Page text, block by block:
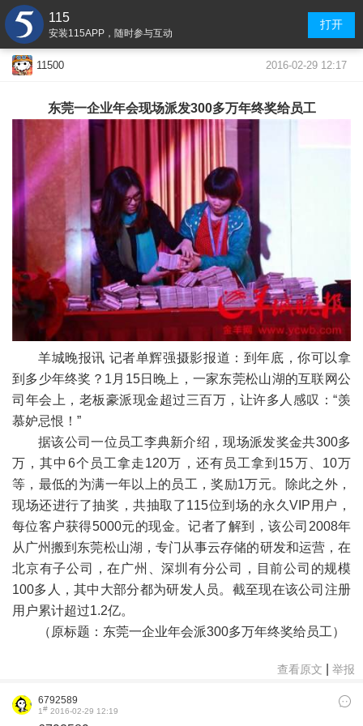
115
安装115APP，随时参与互动
打开
11500 2016-02-29 12:17
东莞一企业年会现场派发300多万年终奖给员工
羊城晚报讯 记者单辉强摄影报道：到年底，你可以拿
到多少年终奖？1月15日晚上，一家东莞松山湖的互联网公
司年会上，老板豪派现金超过三百万，让许多人感叹：“羡
慕妒忌恨！”
据该公司一位员工李典新介绍，现场派发奖金共300多
万，其中6个员工拿走120万，还有员工拿到15万、10万
等，最低的为满一年以上的员工，奖励1万元。除此之外，
现场还进行了抽奖，共抽取了115位到场的永久VIP用户，
每位客户获得5000元的现金。记者了解到，该公司2008年
从广州搬到东莞松山湖，专门从事云存储的研发和运营，在
北京有子公司，在广州、深圳有分公司，目前公司的规模
100多人，其中大部分都为研发人员。截至现在该公司注册
用户累计超过1.2亿。
（原标题：东莞一企业年会派300多万年终奖给员工）
查看原文 举报
6792589
1# 2016-02-29 12:19